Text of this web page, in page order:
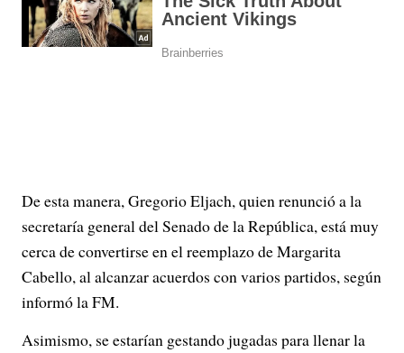
De esta manera, Gregorio Eljach, quien renunció a la
secretaría general del Senado de la República, está muy
cerca de convertirse en el reemplazo de Margarita
Cabello, al alcanzar acuerdos con varios partidos, según
informó la FM.
Asimismo, se estarían gestando jugadas para llenar la